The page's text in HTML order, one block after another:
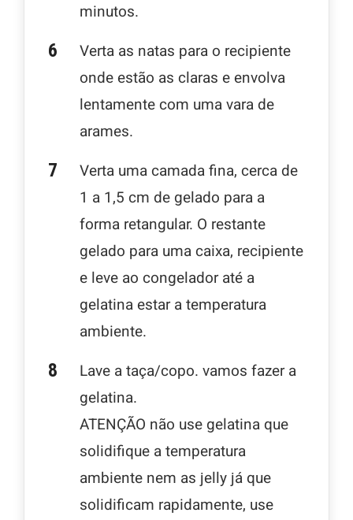
minutos.
Verta as natas para o recipiente
onde estão as claras e envolva
lentamente com uma vara de
arames.
Verta uma camada fina, cerca de
1 a 1,5 cm de gelado para a
forma retangular. O restante
gelado para uma caixa, recipiente
e leve ao congelador até a
gelatina estar a temperatura
ambiente.
Lave a taça/copo. vamos fazer a
gelatina.
ATENÇÃO não use gelatina que
solidifique a temperatura
ambiente nem as jelly já que
solidificam rapidamente, use